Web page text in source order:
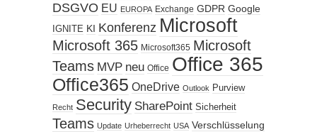
DSGVO EU EUROPA Exchange GDPR Google
IGNITE KI Konferenz Microsoft
Microsoft 365 Microsoft365 Microsoft
Teams MVP neu Office Office 365
Office365 OneDrive Outlook Purview
Recht Security SharePoint Sicherheit
Teams Update Urheberrecht USA Verschlüsselung